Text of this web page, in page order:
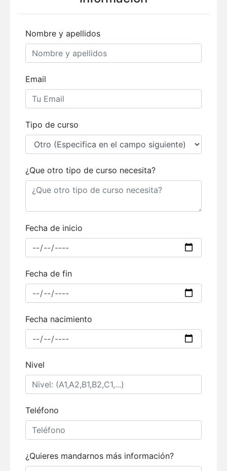
Nombre y apellidos
Email
Tipo de curso
¿Que otro tipo de curso necesita?
Fecha de inicio
Fecha de fin
Fecha nacimiento
Nivel
Teléfono
¿Quieres mandarnos más información?